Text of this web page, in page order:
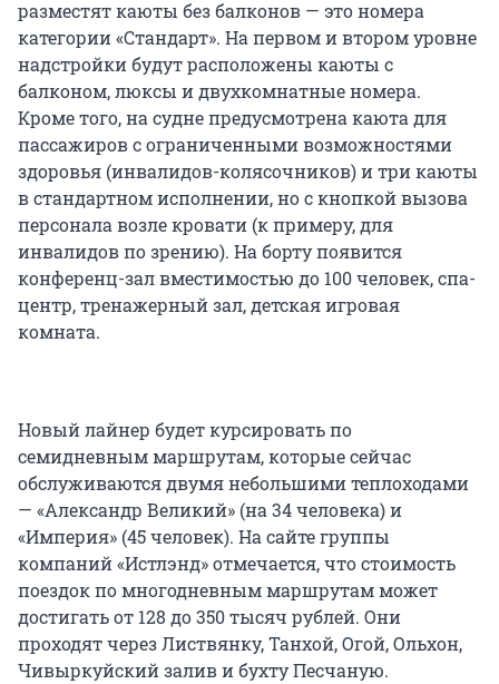
разместят каюты без балконов — это номера
категории «Стандарт». На первом и втором уровне
надстройки будут расположены каюты с
балконом, люксы и двухкомнатные номера.
Кроме того, на судне предусмотрена каюта для
пассажиров с ограниченными возможностями
здоровья (инвалидов-колясочников) и три каюты
в стандартном исполнении, но с кнопкой вызова
персонала возле кровати (к примеру, для
инвалидов по зрению). На борту появится
конференц-зал вместимостью до 100 человек, спа-
центр, тренажерный зал, детская игровая
комната.
Новый лайнер будет курсировать по
семидневным маршрутам, которые сейчас
обслуживаются двумя небольшими теплоходами
— «Александр Великий» (на 34 человека) и
«Империя» (45 человек). На сайте группы
компаний «Истлэнд» отмечается, что стоимость
поездок по многодневным маршрутам может
достигать от 128 до 350 тысяч рублей. Они
проходят через Листвянку, Танхой, Огой, Ольхон,
Чивыркуйский залив и бухту Песчаную.